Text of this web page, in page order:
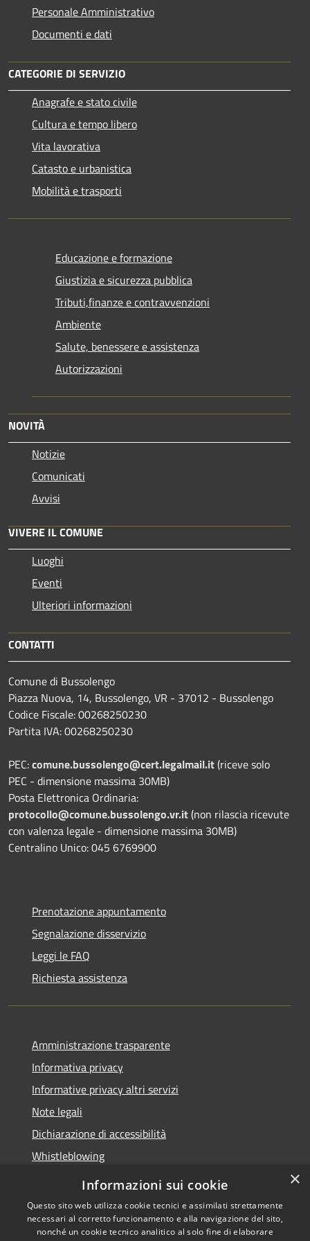
Personale Amministrativo
Documenti e dati
CATEGORIE DI SERVIZIO
Anagrafe e stato civile
Cultura e tempo libero
Vita lavorativa
Catasto e urbanistica
Mobilità e trasporti
Educazione e formazione
Giustizia e sicurezza pubblica
Tributi,finanze e contravvenzioni
Ambiente
Salute, benessere e assistenza
Autorizzazioni
NOVITÀ
Notizie
Comunicati
Avvisi
VIVERE IL COMUNE
Luoghi
Eventi
Ulteriori informazioni
CONTATTI
Comune di Bussolengo
Piazza Nuova, 14, Bussolengo, VR - 37012 - Bussolengo
Codice Fiscale: 00268250230
Partita IVA: 00268250230
PEC:comune.bussolengo@cert.legalmail.it(riceve solo
PEC - dimensione massima 30MB)
Posta Elettronica Ordinaria:
protocollo@comune.bussolengo.vr.it(non rilascia ricevute
con valenza legale - dimensione massima 30MB)
Centralino Unico: 045 6769900
Prenotazione appuntamento
Segnalazione disservizio
Leggi le FAQ
Richiesta assistenza
Amministrazione trasparente
Informativa privacy
Informative privacy altri servizi
Note legali
Dichiarazione di accessibilità
Whistleblowing
RSS
Copyright © 2026 • Comune di
×
Informazioni sui cookie
Questo sito web utilizza cookie tecnici e assimilati strettamente
necessari al corretto funzionamento e alla navigazione del sito,
nonché un cookie tecnico analitico al solo fine di elaborare